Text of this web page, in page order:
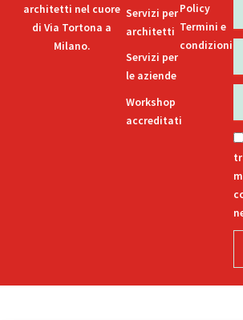
architetti nel cuore
di Via Tortona a
Milano.
Servizi per
architetti
Servizi per
le aziende
Workshop
accreditati
Policy
Termini e
condizioni